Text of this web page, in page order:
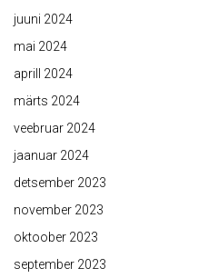
juuni 2024
mai 2024
aprill 2024
märts 2024
veebruar 2024
jaanuar 2024
detsember 2023
november 2023
oktoober 2023
september 2023